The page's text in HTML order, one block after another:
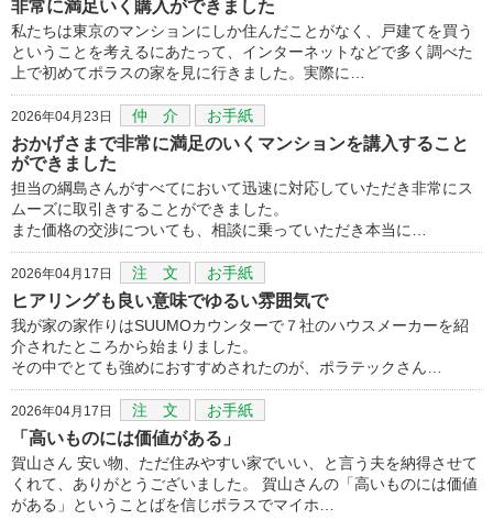
非常に満足いく購入ができました
私たちは東京のマンションにしか住んだことがなく、戸建てを買う
ということを考えるにあたって、インターネットなどで多く調べた
上で初めてポラスの家を見に行きました。実際に…
2026年04月23日 仲 介 お手紙
おかげさまで非常に満足のいくマンションを講入すること
ができました
担当の綱島さんがすべてにおいて迅速に対応していただき非常にス
ムーズに取引きすることができました。
また価格の交渉についても、相談に乗っていただき本当に…
2026年04月17日 注 文 お手紙
ヒアリングも良い意味でゆるい雰囲気で
我が家の家作りはSUUMOカウンターで７社のハウスメーカーを紹
介されたところから始まりました。
その中でとても強めにおすすめされたのが、ポラテックさん…
2026年04月17日 注 文 お手紙
「高いものには価値がある」
賀山さん 安い物、ただ住みやすい家でいい、と言う夫を納得させて
くれて、ありがとうございました。 賀山さんの「高いものには価値
がある」ということばを信じポラスでマイホ…